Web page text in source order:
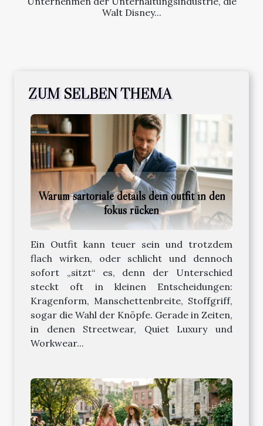
Walt Disney...
ZUM SELBEN THEMA
Warum sartoriale details dein outfit in den
fokus rücken
Ein Outfit kann teuer sein und trotzdem
flach wirken, oder schlicht und dennoch
sofort „sitzt“ es, denn der Unterschied
steckt oft in kleinen Entscheidungen:
Kragenform, Manschettenbreite, Stoffgriff,
sogar die Wahl der Knöpfe. Gerade in Zeiten,
in denen Streetwear, Quiet Luxury und
Workwear...